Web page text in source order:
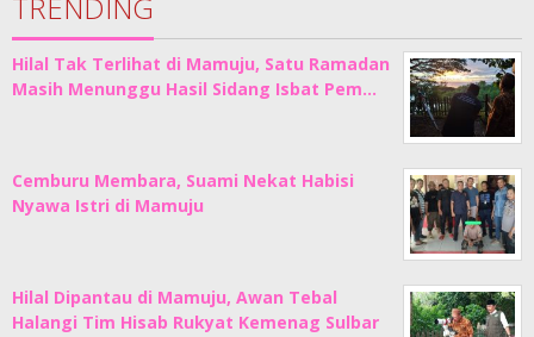
Hilal Tak Terlihat di Mamuju, Satu Ramadan
Masih Menunggu Hasil Sidang Isbat Pem…
Cemburu Membara, Suami Nekat Habisi
Nyawa Istri di Mamuju
Hilal Dipantau di Mamuju, Awan Tebal
Halangi Tim Hisab Rukyat Kemenag Sulbar